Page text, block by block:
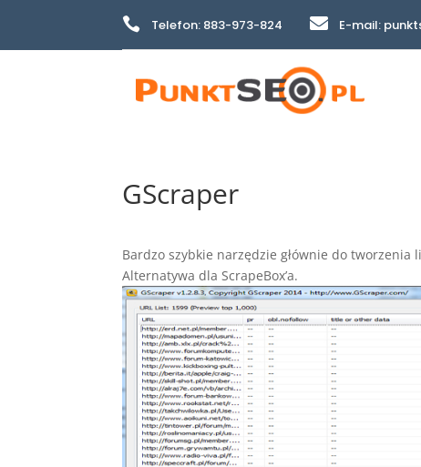
 Telefon: 883-973-824  E-mail:
GScraper
Bardzo szybkie narzędzie głównie do
Alternatywa dla ScrapeBox’a.